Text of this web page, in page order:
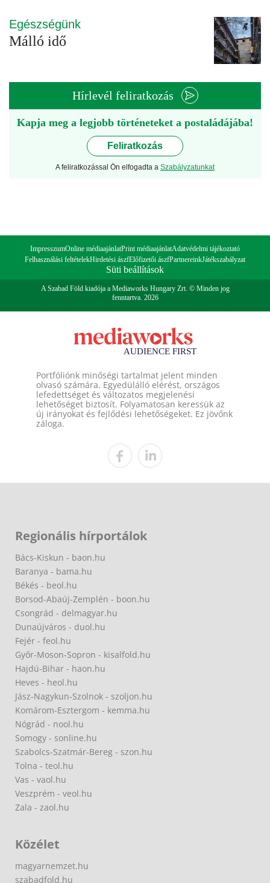
Egészségünk
Málló idő
Hírlevél feliratkozás
Kapja meg a legjobb történeteket a postaládájába!
Feliratkozás
A feliratkozással Ön elfogadta a Szabályzatunkat
ImpresszumOnline médiaajánlatPrint médiaajánlatAdatvédelmi tájékoztató
Felhasználási feltételekHirdetési ászfElőfizetői ászfPartnereinkJátékszabályzat
Süti beállítások
A Szabad Föld kiadója a Mediaworks Hungary Zrt. © Minden jog
fenntartva. 2026
Portfóliónk minőségi tartalmat jelent minden
olvasó számára. Egyedülálló elérést, országos
lefedettséget és változatos megjelenési
lehetőséget biztosít. Folyamatosan keressük az
új irányokat és fejlődési lehetőségeket. Ez jövőnk
záloga.
Regionális hírportálok
Bács-Kiskun - baon.hu
Baranya - bama.hu
Békés - beol.hu
Borsod-Abaúj-Zemplén - boon.hu
Csongrád - delmagyar.hu
Dunaújváros - duol.hu
Fejér - feol.hu
Győr-Moson-Sopron - kisalfold.hu
Hajdú-Bihar - haon.hu
Heves - heol.hu
Jász-Nagykun-Szolnok - szoljon.hu
Komárom-Esztergom - kemma.hu
Nógrád - nool.hu
Somogy - sonline.hu
Szabolcs-Szatmár-Bereg - szon.hu
Tolna - teol.hu
Vas - vaol.hu
Veszprém - veol.hu
Zala - zaol.hu
Közélet
magyarnemzet.hu
szabadfold.hu